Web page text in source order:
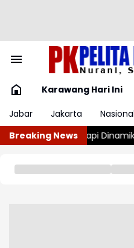
Karawang Hari Ini
Jabar
Jakarta Nasional
Breaking News
Dunia Kerja Maroon 5